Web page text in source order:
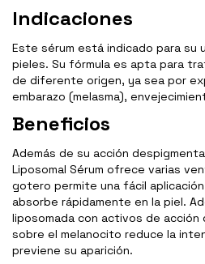
Indicaciones
Este sérum está indicado para su
pieles. Su fórmula es apta para
de diferente origen, ya sea por
embarazo (melasma),
Beneficios
Además de su acción
Liposomal Sérum ofrece varias
gotero permite una fácil
absorbe rápidamente en la piel.
liposomada con activos de
sobre el melanocito reduce la
previene su aparición.